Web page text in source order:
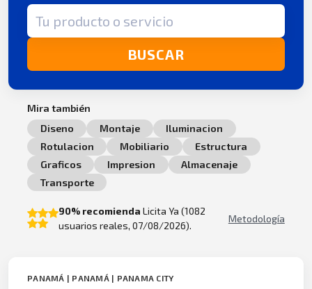
Término de búsqueda
BUSCAR
Mira también
Diseno
Montaje
Iluminacion
Rotulacion
Mobiliario
Estructura
Graficos
Impresion
Almacenaje
Transporte
90% recomienda Licita Ya (1082
usuarios reales, 07/08/2026).
Metodología
PANAMÁ | PANAMÁ | PANAMA CITY